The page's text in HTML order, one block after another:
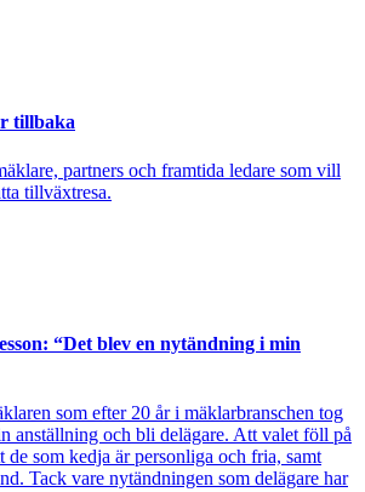
tillbaka
partners och framtida ledare som vill
tillväxtresa.
“Det blev en nytändning i min
som efter 20 år i mäklarbranschen tog
anställning och bli delägare. Att valet föll på
som kedja är personliga och fria, samt
Tack vare nytändningen som delägare har